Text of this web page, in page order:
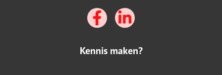
Kennis maken?